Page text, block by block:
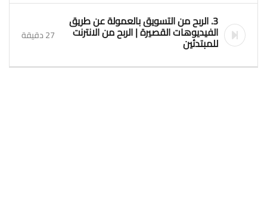
3. الربح من التسويق بالعمولة عن طريق
الفيديوهات القصيرة | الربح من الانترنت
للمبتدئين 27 دقيقة